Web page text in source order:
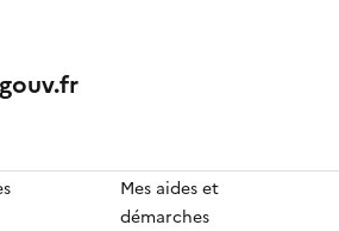
Mes aides et
démarches